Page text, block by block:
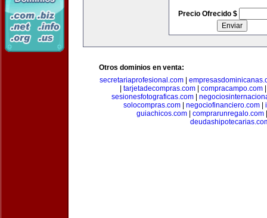
Precio Ofrecido $
Otros dominios en venta:
secretariaprofesional.com|
tarjetadecompras.com compracampo.com
sesionesfotograficas.com
solocompras.com| negociofinanciero.com|
guiachicos.com
comprarunregalo.com